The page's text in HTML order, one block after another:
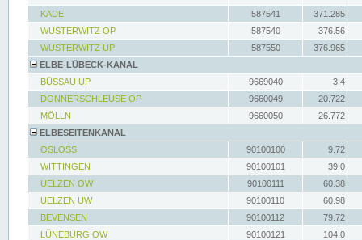
KADE
587541
371.285
WUSTERWITZ OP
587540
376.56
WUSTERWITZ UP
587550
376.965
ELBE-LÜBECK-KANAL
BÜSSAU UP
9669040
3.4
DONNERSCHLEUSE OP
9660049
20.722
MÖLLN
9660050
26.772
ELBESEITENKANAL
OSLOSS
90100100
9.72
WITTINGEN
90100101
39.0
UELZEN OW
90100111
60.38
UELZEN UW
90100110
60.98
BEVENSEN
90100112
79.72
LÜNEBURG OW
90100121
104.0